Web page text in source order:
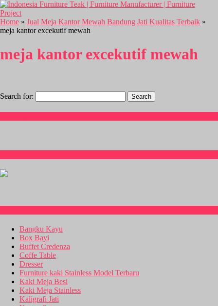
Home » Jual Meja Kantor Mewah Bandung Jati Kualitas Terbaik »
meja kantor excekutif mewah
meja kantor excekutif mewah
Search for:
Bangku Kayu
Box Bayi
Buffet Credenza
Coffe Table
Dresser
Furniture kaki Stainless Model Terbaru
Kaki Meja Besi
Kaki Meja Stainless
Kaligrafi Jati